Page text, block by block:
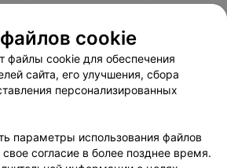
соглашение
Способы оплаты
Партнеры
руководителю 103.by
персональных данных
cookie
файлы cookie для обеспечения
сайта, его улучшения, сбора
персонализированных
параметры использования файлов
согласие в более позднее время.